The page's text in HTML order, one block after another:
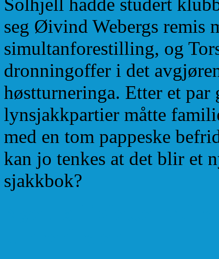
Solhjell hadde studert
seg Øivind Webergs remis
simultanforestilling, og
dronningoffer i det
høstturneringa. Etter et
lynsjakkpartier måtte
med en tom pappeske
kan jo tenkes at det blir et
sjakkbok?